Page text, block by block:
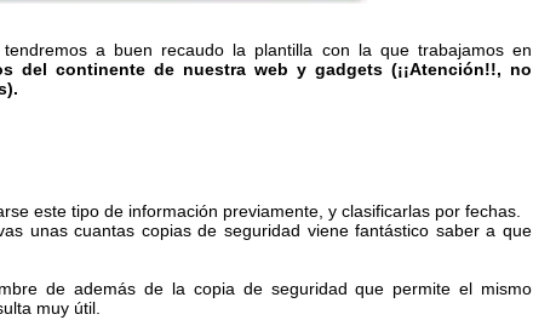
a buen recaudo la plantilla con la que trabajamos en
del continente de nuestra web y gadgets (¡¡Atención!!, no
este tipo de información previamente, y clasificarlas por fechas.
unas cuantas copias de seguridad viene fantástico saber a que
de además de la copia de seguridad que permite el mismo
muy útil.